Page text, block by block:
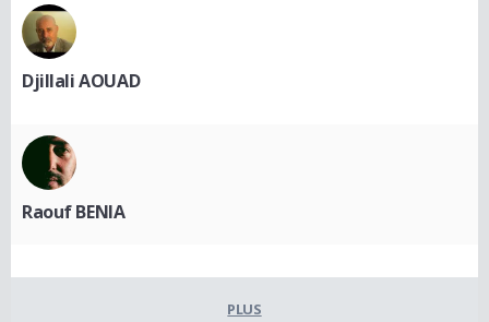
Djillali AOUAD
Raouf BENIA
PLUS